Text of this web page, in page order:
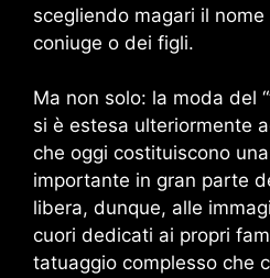
scegliendo magari il
coniuge o dei figli.
Ma non solo: la moda del
si è estesa ulteriormente
che oggi costituiscono
importante in gran parte
libera, dunque, alle
cuori dedicati ai propri
tatuaggio complesso che